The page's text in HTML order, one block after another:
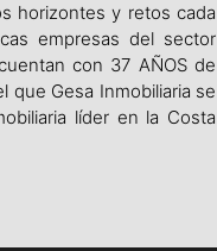
horizontes y retos cada
empresas del sector
con 37 AÑOS de
que Gesa Inmobiliaria se
líder en la Costa